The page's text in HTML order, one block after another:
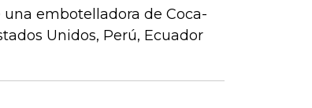
embotelladora de Coca-
Unidos, Perú, Ecuador